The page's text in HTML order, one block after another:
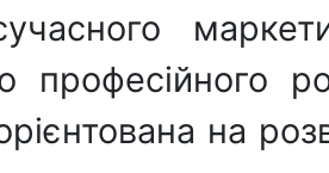
професійного
на